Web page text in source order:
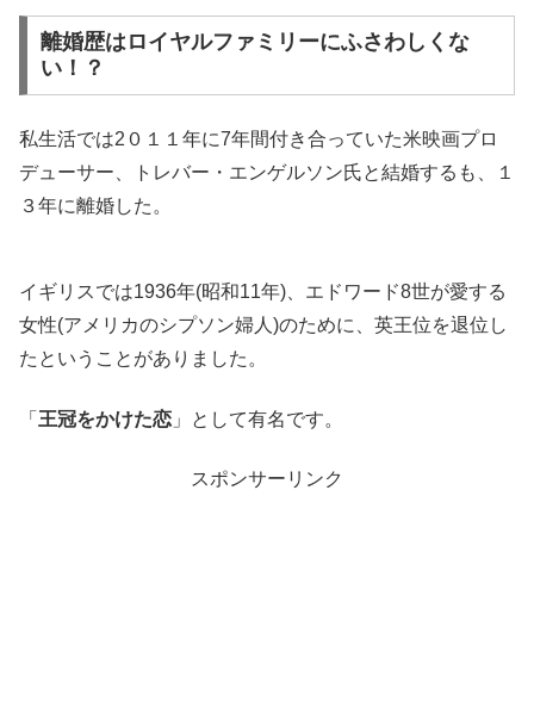
離婚歴はロイヤルファミリーにふさわしくな
い！？
私生活では2０１１年に7年間付き合っていた米映画プロ
デューサー、トレバー・エンゲルソン氏と結婚するも、１
３年に離婚した。
イギリスでは1936年(昭和11年)、エドワード8世が愛する
女性(アメリカのシプソン婦人)のために、英王位を退位し
たということがありました。
「 王冠をかけた恋 」として有名です。
スポンサーリンク